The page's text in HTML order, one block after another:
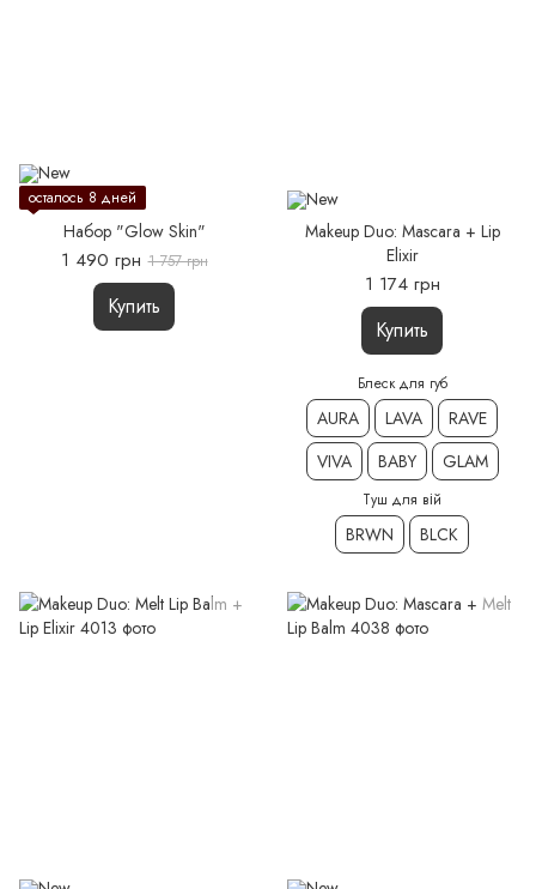
осталось 8 дней
Набор "Glow Skin"
1 490 грн 1 757 грн
Купить
Makeup Duo: Mascara + Lip
Elixir
1 174 грн
Купить
Блеск для губ
AURA LAVA
RAVE
VIVA
BABY GLAM
Туш для вій
BRWN BLCK